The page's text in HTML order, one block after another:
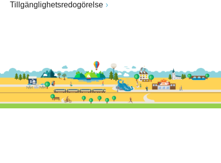
Tillgänglighetsredogörelse